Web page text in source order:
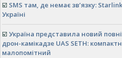
☑️ SMS там, де немає зв’язку:
Україні
☑️ Україна представила новий
дрон-камікадзе UAS SETH:
малопомітний